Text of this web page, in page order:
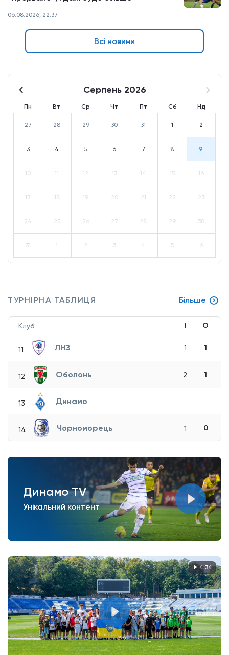
06.08.2026, 22:37
Всі новини
Серпень 2026
Пн Вт Ср Чт Пт Сб Нд
27 28 29 30 31 1 2
3 4 5 6 7 8 9
10 11 12 13 14 15 16
17 18 19 20 21 22 23
24 25 26 27 28 29 30
31 1 2 3 4 5 6
ТУРНІРНА ТАБЛИЦЯ Більше
Клуб І О
11 ЛНЗ 1 1
12 Оболонь 2 1
13 Динамо
14 Чорноморець 1 0
Динамо TV
Унікальний контент
4:34